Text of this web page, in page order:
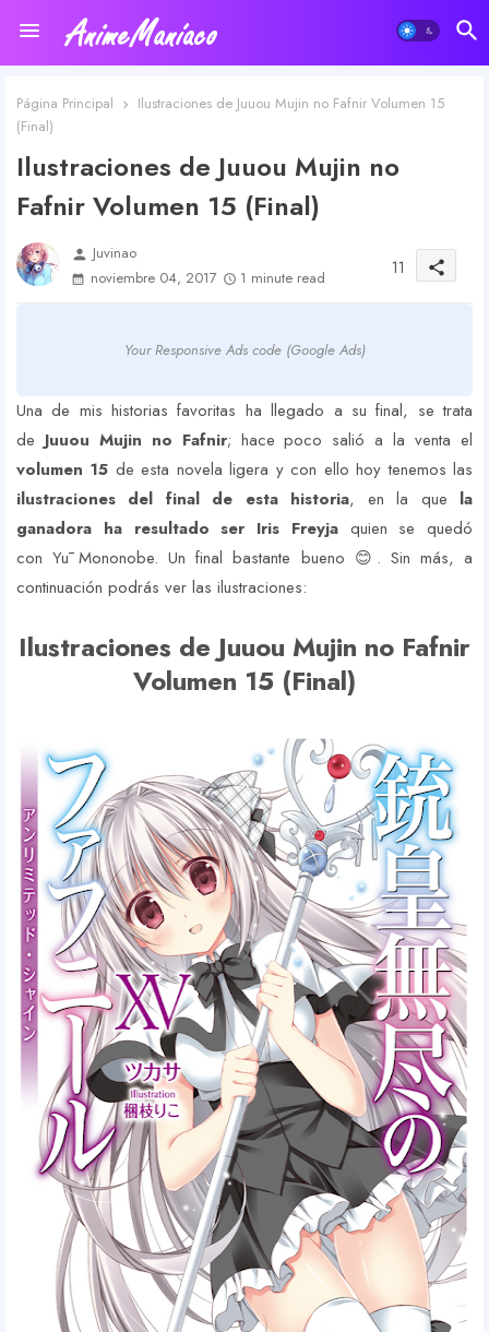
Página Principal
Ilustraciones de Juuou Mujin no Fafnir Volumen 15
(Final)
Ilustraciones de Juuou Mujin no
Fafnir Volumen 15 (Final)
person Juvinao
noviembre 04, 2017
1 minute read 11 share
Your Responsive Ads code (Google Ads)
Una de mis historias favoritas ha llegado a su final, se trata
de Juuou Mujin no Fafnir; hace poco salió a la venta el
volumen 15 de esta novela ligera y con ello hoy tenemos las
ilustraciones del final de esta historia, en la que la
ganadora ha resultado ser Iris Freyjaquien se quedó
con Yū Mononobe. Un final bastante bueno 😊. Sin más, a
continuación podrás ver las ilustraciones:
Ilustraciones de Juuou Mujin no Fafnir
Volumen 15 (Final)